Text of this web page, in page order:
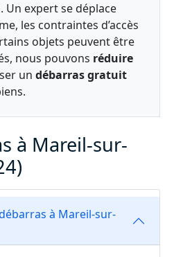
expert se déplace
les contraintes d’accès
objets peuvent être
nous pouvons réduire
un débarras gratuit
à Mareil-sur-
à Mareil-sur-